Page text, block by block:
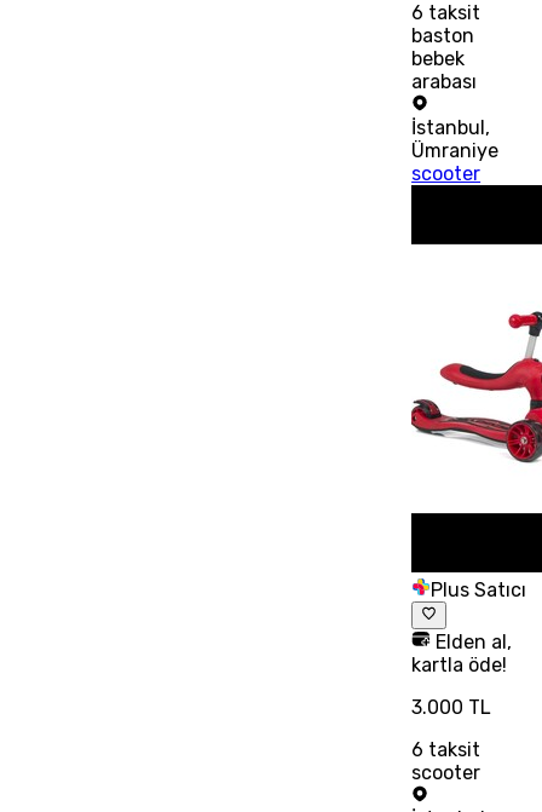
6 taksit
baston
bebek
arabası
İstanbul ,
Ümraniye
scooter
Plus Satıcı
Elden al,
kartla öde!
3.000 TL
6 taksit
scooter